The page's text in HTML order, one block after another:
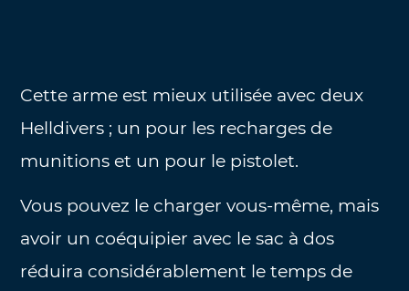
Cette arme est mieux utilisée avec deux
Helldivers ; un pour les recharges de
munitions et un pour le pistolet.
Vous pouvez le charger vous-même, mais
avoir un coéquipier avec le sac à dos
réduira considérablement le temps de